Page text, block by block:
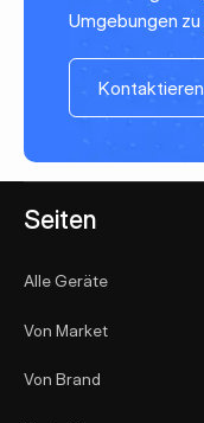
Umgebungen
Seiten
Alle Geräte
Von Market
Von Brand